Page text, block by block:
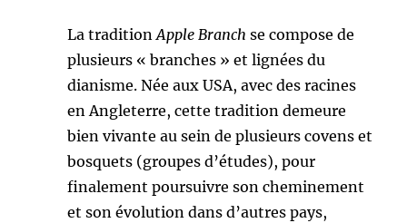
La traditionApple Branch se compose de
plusieurs « branches » et lignées du
dianisme. Née aux USA, avec des racines
en Angleterre, cette tradition demeure
bien vivante au sein de plusieurs covens et
bosquets (groupes d’études), pour
finalement poursuivre son cheminement
et son évolution dans d’autres pays,